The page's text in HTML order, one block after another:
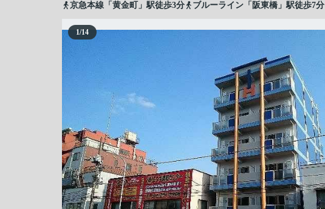
京急本線「黄金町」駅徒歩3分
ブルーライン「阪東橋」駅徒歩7分
1/14